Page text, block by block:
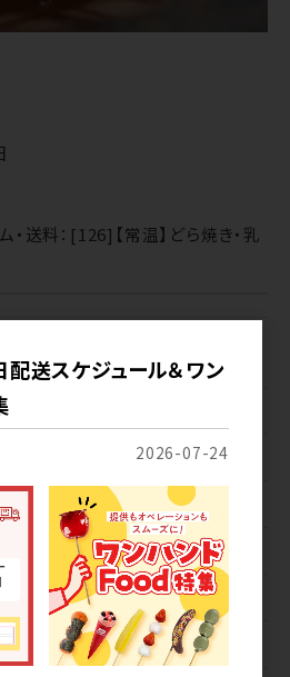
・送料：[126]【常温】どら焼き・乳
沖縄+1日(土日祝を除く)
可曜日
ット ：1ロット以上
し
送スケジュール＆ワン
2026-07-24